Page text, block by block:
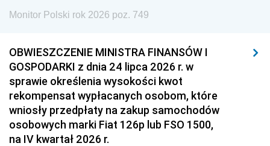
Monitor Polski rok 2026 poz. 749
OBWIESZCZENIE MINISTRA FINANSÓW I
GOSPODARKI z dnia 24 lipca 2026 r. w
sprawie określenia wysokości kwot
rekompensat wypłacanych osobom, które
wniosły przedpłaty na zakup samochodów
osobowych marki Fiat 126p lub FSO 1500,
na IV kwartał 2026 r.